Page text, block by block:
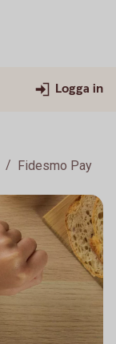
Logga in
Fidesmo Pay